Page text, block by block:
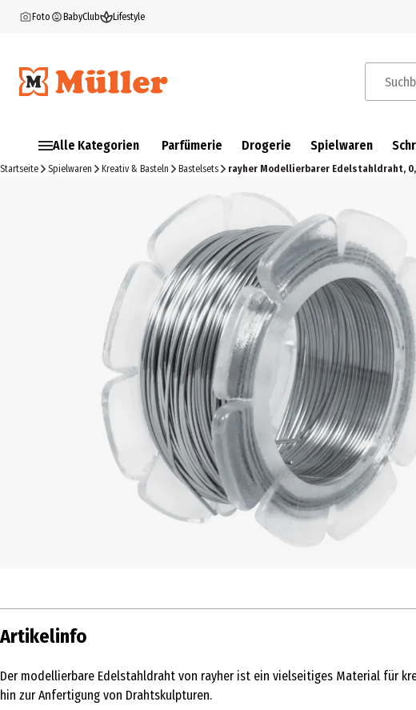
Foto BabyClub Lifestyle
Alle Kategorien Parfümerie Drogerie Spielwaren
Startseite Spielwaren Kreativ & Basteln Bastelsets rayher Modellierbarer Edelstahldraht,
Artikelinfo
Der modellierbare Edelstahldraht von rayher ist ein vielseitiges Material für
hin zur Anfertigung von Drahtskulpturen.